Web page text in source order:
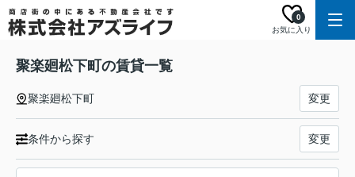
お気に入り
0
聚楽廻松下町の賃貸一覧
聚楽廻松下町 変更
条件から探す 変更